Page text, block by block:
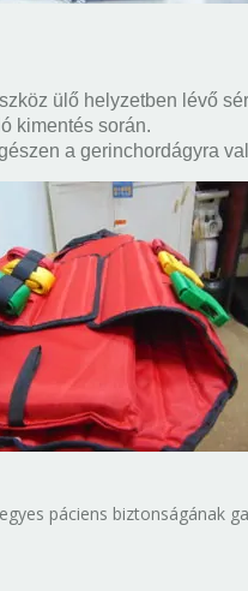
ülő helyzetben lévő
kimentés során.
a gerinchordágyra
páciens biztonságának